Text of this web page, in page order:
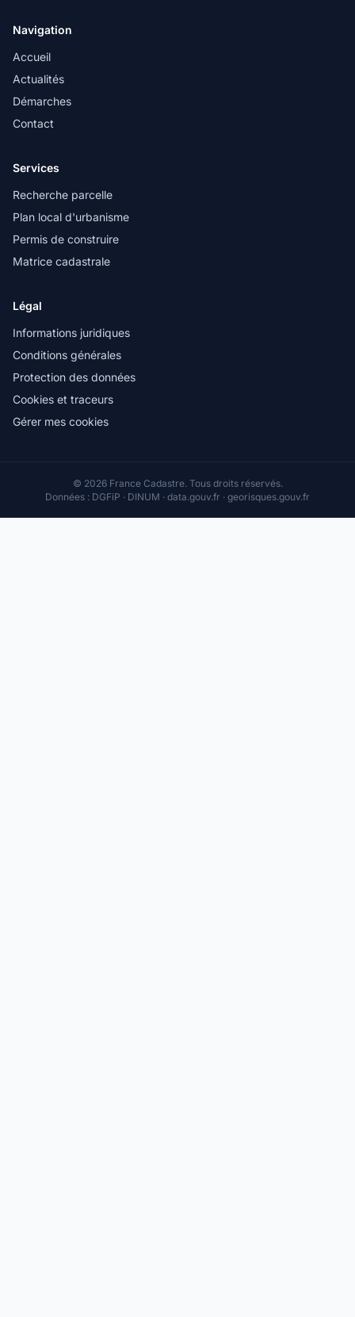
Navigation
Accueil
Actualités
Démarches
Contact
Services
Recherche parcelle
Plan local d'urbanisme
Permis de construire
Matrice cadastrale
Légal
Informations juridiques
Conditions générales
Protection des données
Cookies et traceurs
Gérer mes cookies
© 2026 France Cadastre. Tous droits réservés.
Données : DGFiP · DINUM · data.gouv.fr · georisques.gouv.fr